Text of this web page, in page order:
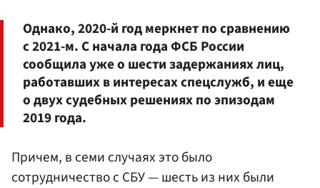
Однако, 2020-й год меркнет по сравнению
с 2021-м. С начала года ФСБ России
сообщила уже о шести задержаниях лиц,
работавших в интересах спецслужб, и еще
о двух судебных решениях по эпизодам
2019 года.
Причем, в семи случаях это было
сотрудничество с СБУ — шесть из них были